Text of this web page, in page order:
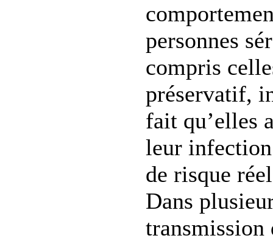
personnes
compris
préservatif,
fait qu’elles
leur
de risque
Dans